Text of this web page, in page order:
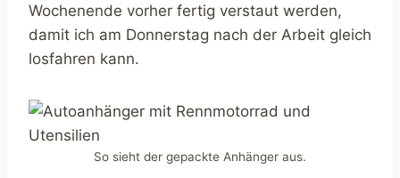
Wochenende vorher fertig verstaut werden,
damit ich am Donnerstag nach der Arbeit gleich
losfahren kann.
So sieht der gepackte Anhänger aus.